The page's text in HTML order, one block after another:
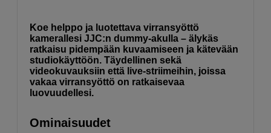
Koe helppo ja luotettava virransyöttö
kamerallesi JJC:n dummy-akulla – älykäs
ratkaisu pidempään kuvaamiseen ja kätevään
studiokäyttöön. Täydellinen sekä
videokuvauksiin että live-striimeihin, joissa
vakaa virransyöttö on ratkaisevaa
luovuudellesi.
Ominaisuudet